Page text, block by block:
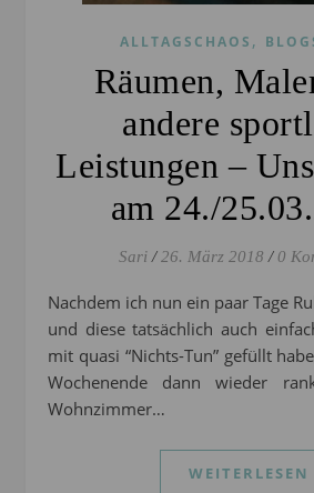
ALLTAGSCHAOS ,
Räumen,
andere
Leistungen –
am 24./
Sari / 26. März 2018 / 0
Nachdem ich nun ein paar Tage Ruhe zu Hause hatte
und diese tatsächlich auch
mit quasi “Nichts-Tun” gefüllt
Wochenende dann wieder
Wohnzimmer…
WEITERLESEN